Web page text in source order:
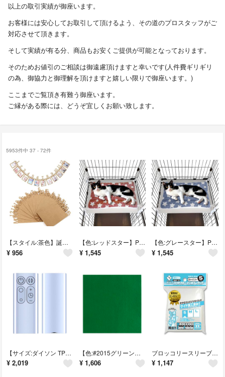
以上の取引実績が御座います。
お客様には安心してお取引して頂けるよう、その道のプロスタッフがご
対応させて頂きます。
そして実績が有る分、商品もお安くご提供が可能となっております。
そのためお値引のご相談は御遠慮頂けますと幸いです(人件費ギリギリ
の為、御協力と御理解を頂けますと嬉しい限りで御座います。)
ここまでご覧頂き有難う御座います。
ご縁がある際には、どうぞ宜しくお願い致します。
5953件中 37 - 72件
【スタイル:茶色】誕生日 写真 ガーランド フォトフレーム 飾り付け 1歳 12
¥ 956
【色:レッドスター】POOKIE ペット マット ケージ用 猫 ベッド 落ちない
¥ 1,545
【色:グレースター】POOKIE ペット マット ケージ用 猫 ベッド 落ちない
¥ 1,545
【サイズ:ダイソン TP00 TP01 AM11 (シルバー)】代替扇風機リモコ
¥ 2,019
【色:#2015グリーン系】サンフェルト V フェルト 1枚入 横50×縦55c
¥ 1,606
ブロッコリースリーブプロテクター エンボス＆クリア S [BSP-13] パック
¥ 1,147